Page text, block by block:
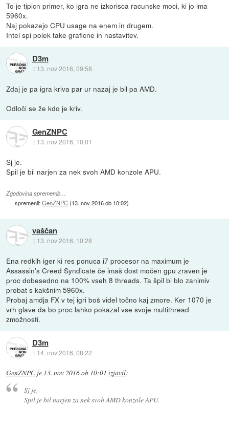
To je tipicn primer, ko igra ne izkorisca racunske moci, ki jo ima
5960x.
Naj pokazejo CPU usage na enem in drugem.
Intel spi polek take graficne in nastavitev.
D3m
:: 13. nov 2016, 09:58
Zdaj je pa igra kriva par ur nazaj je bil pa AMD.
Odloči se že kdo je kriv.
GenZNPC
:: 13. nov 2016, 10:01
Sj je.
Spil je bil narjen za nek svoh AMD konzole APU.
Zgodovina sprememb…
spremenil:GenZNPC(13. nov 2016 ob 10:02)
vaščan
:: 13. nov 2016, 10:28
Ena redkih iger ki res ponuca i7 procesor na maximum je
Assassin's Creed Syndicate če imaš dost močen gpu zraven je
proc dobesedno na 100% vseh 8 threads. Ta špil bi blo zanimiv
probat s kakšnim 5960x.
Probaj amdja FX v tej igri boš videl točno kaj zmore. Ker 1070 je
vrh glave da bo proc lahko pokazal vse svoje multithread
zmožnosti.
D3m
:: 14. nov 2016, 08:22
GenZNPCje 13. nov 2016 ob 10:01 izjavil:
Sj je.
Spil je bil narjen za nek svoh AMD konzole APU.